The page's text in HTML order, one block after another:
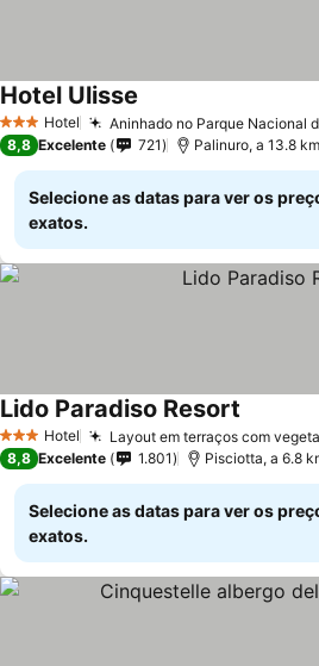
3 EstrelasHotel Aninhado no Parque Nacional
Hotel Ulisse
8,8 Excelente 721 Palinuro, a 13.8
Selecione as datas para ver os
exatos.
3 EstrelasHotel Layout em terraços com
Lido Paradiso Resort
8,8 Excelente 1.801 Pisciotta, a 6.8
Selecione as datas para ver os
exatos.